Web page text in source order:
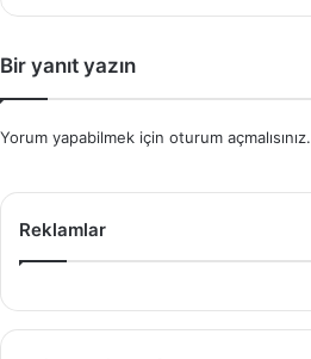
Bir yanıt yazın
Yorum yapabilmek için oturum açmalısınız.
Reklamlar